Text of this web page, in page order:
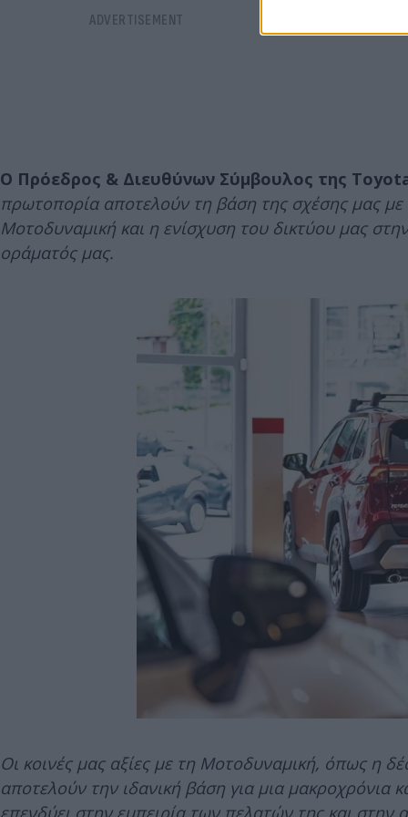
Ο Πρόεδρος & Διευθύνων Σύμβουλος της
πρωτοπορία αποτελούν τη βάση της σχέσης μας
Μοτοδυναμική και η ενίσχυση του δικτύου μας
οράματός μας.
Οι κοινές μας αξίες με τη Μοτοδυναμική, όπως η
αποτελούν την ιδανική βάση για μια μακροχρόνια
επενδύει στην εμπειρία των πελατών της και